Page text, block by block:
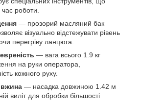
роботи.
— прозорий масляний бак
візуально відстежувати рівень
перегріву ланцюга.
— вага всього 1.9 кг
на руки оператора,
кожного руху.
— насадка довжиною 1.42 м
виліт для обробки більшості